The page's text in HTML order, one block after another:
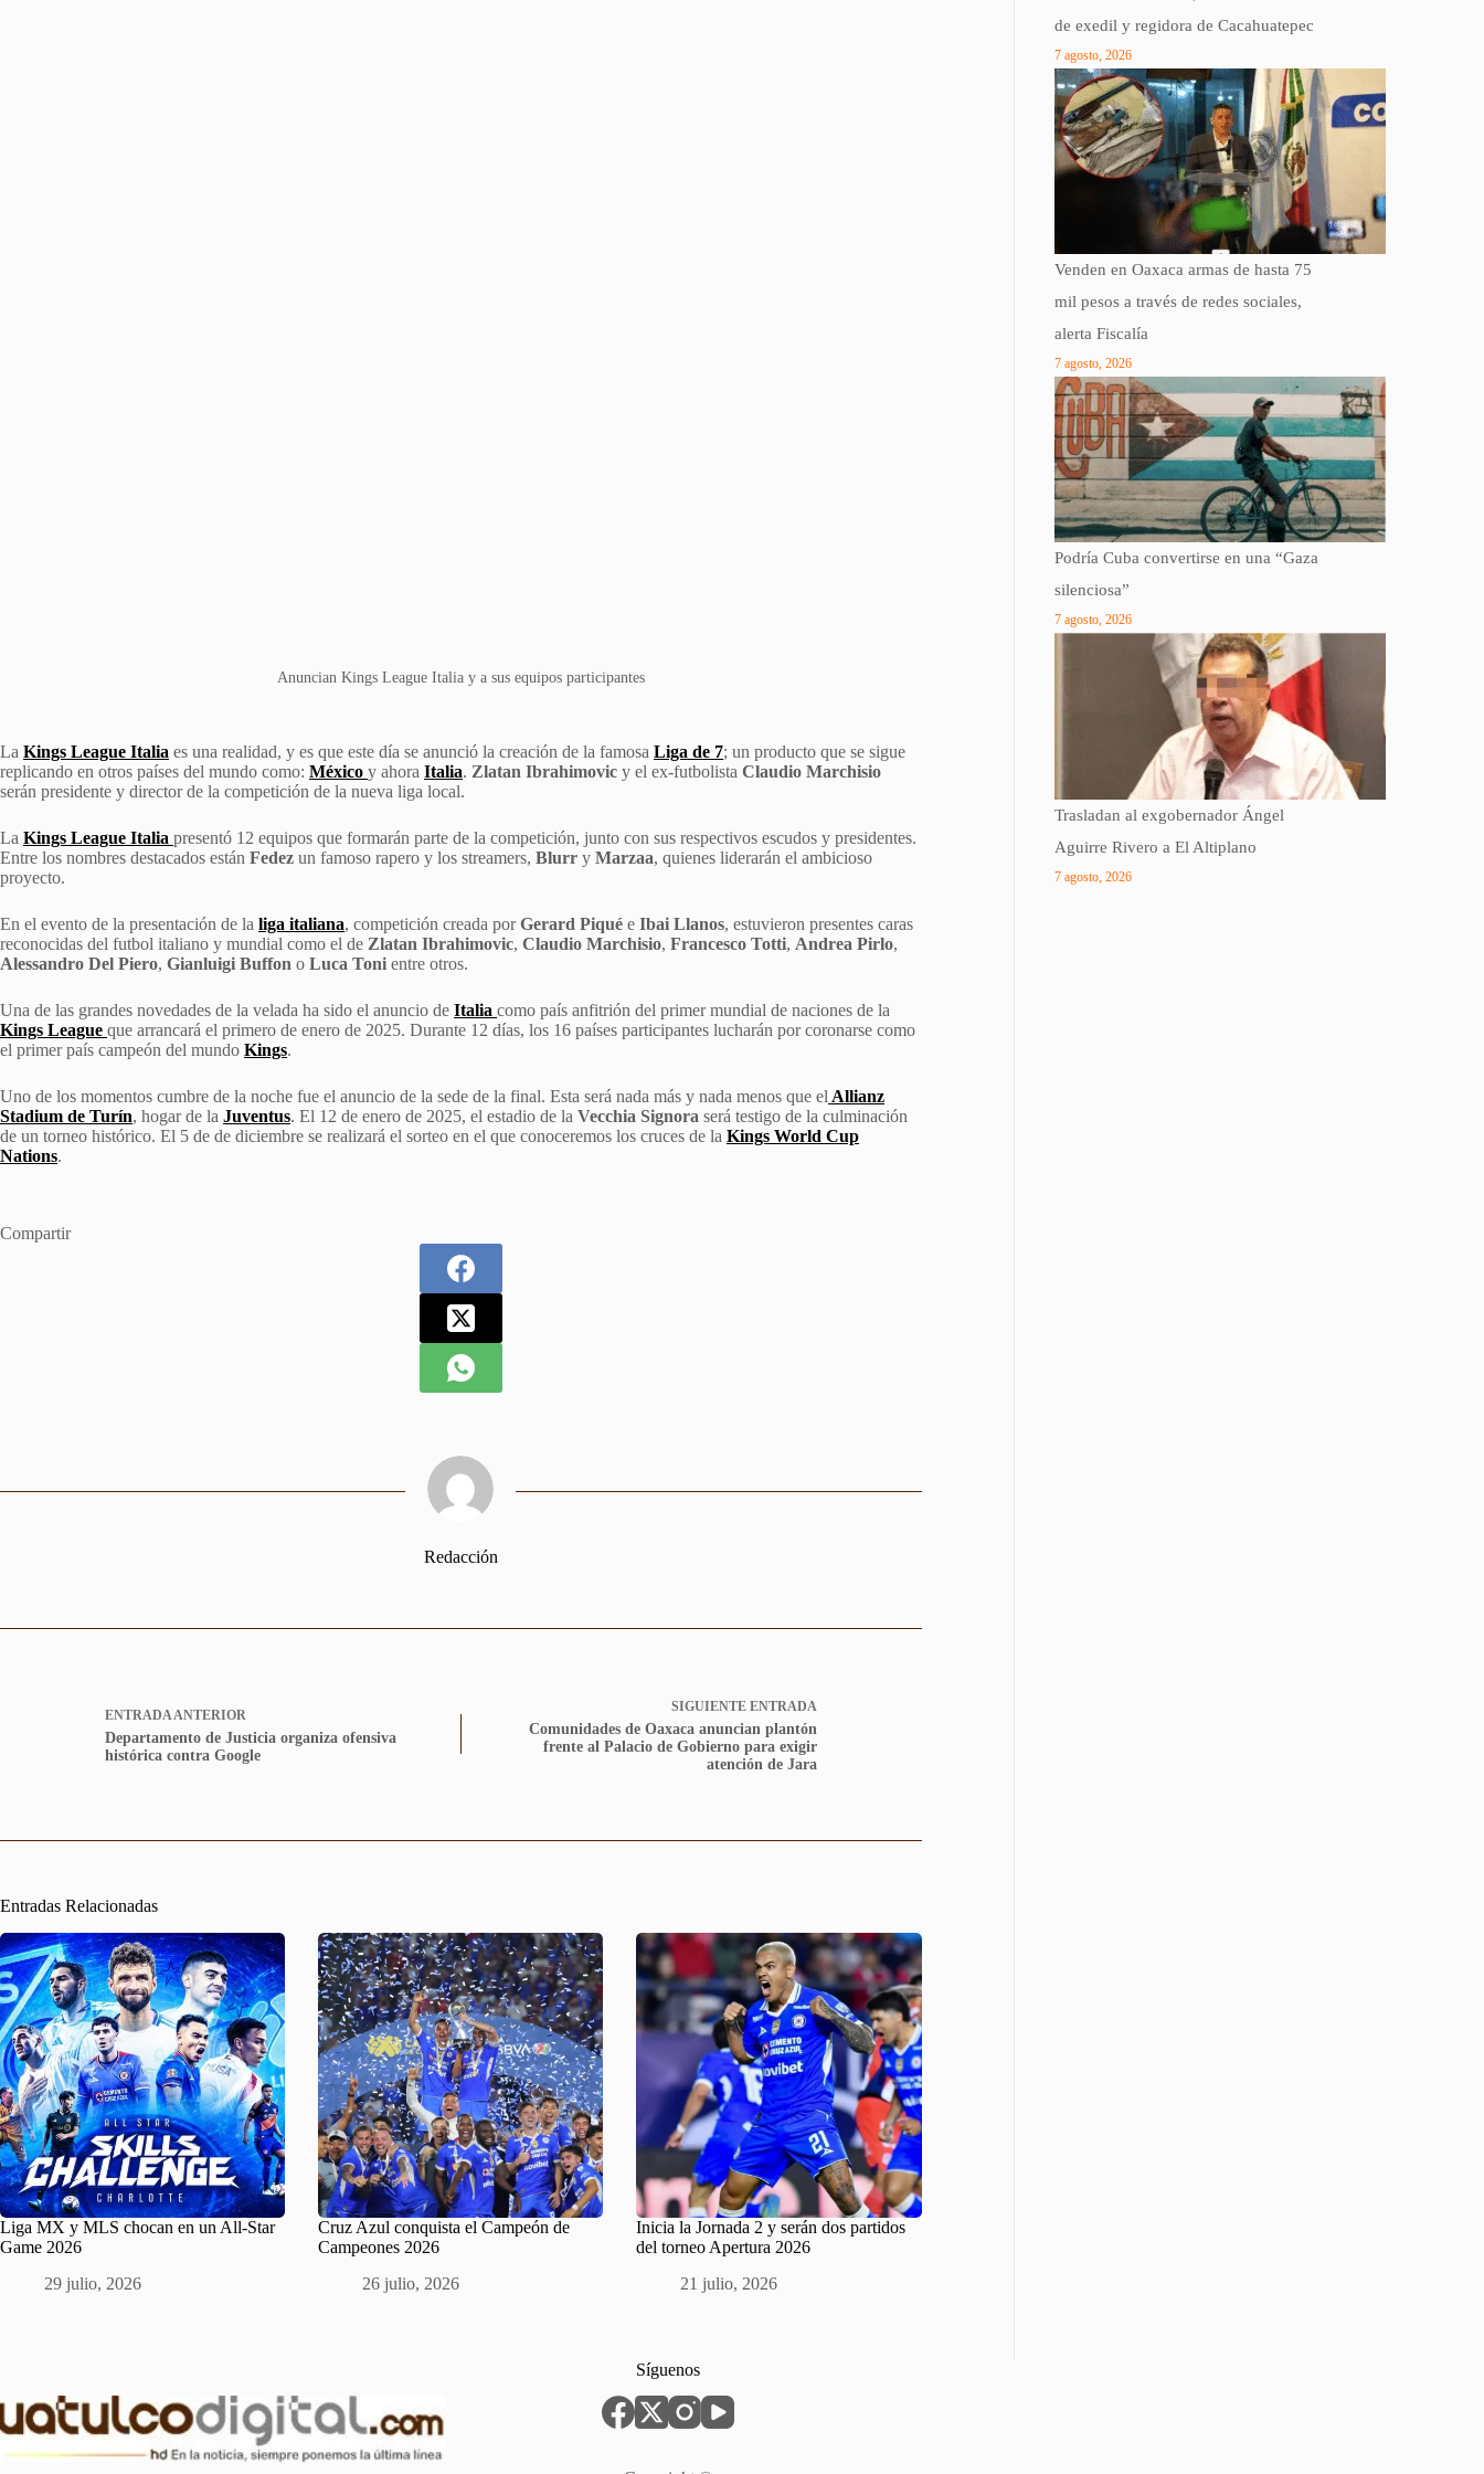
Anuncian Kings League Italia y a sus equipos participantes
La Kings League Italia es una realidad, y es que este día se anunció la creación de la famosa Liga de 7; un producto que se sigue
replicando en otros países del mundo como: México y ahora Italia. Zlatan Ibrahimovic y el ex-futbolista Claudio Marchisio
serán presidente y director de la competición de la nueva liga local.
La Kings League Italia presentó 12 equipos que formarán parte de la competición, junto con sus respectivos escudos y presidentes.
Entre los nombres destacados están Fedez un famoso rapero y los streamers, Blurr y Marzaa, quienes liderarán el ambicioso
proyecto.
En el evento de la presentación de la liga italiana, competición creada porGerard Piqué e Ibai Llanos, estuvieron presentes caras
reconocidas del futbol italiano y mundial como el de Zlatan Ibrahimovic, Claudio Marchisio, Francesco Totti, Andrea Pirlo,
Alessandro Del Piero, Gianluigi Buffon o Luca Toni entre otros.
Una de las grandes novedades de la velada ha sido el anuncio de Italia como país anfitrión del primer mundial de naciones de la
Kings League que arrancará el primero de enero de 2025. Durante 12 días, los 16 países participantes lucharán por coronarse como
el primer país campeón del mundo Kings.
Uno de los momentos cumbre de la noche fue el anuncio de la sede de la final. Esta será nada más y nada menos que el Allianz
Stadium de Turín, hogar de la Juventus. El 12 de enero de 2025, el estadio de la Vecchia Signora será testigo de la culminación
de un torneo histórico. El 5 de de diciembre se realizará el sorteo en el que conoceremos los cruces de la Kings World Cup
Nations.
Compartir
Redacción
ENTRADA ANTERIOR
Departamento de Justicia organiza ofensiva
histórica contra Google
SIGUIENTE ENTRADA
Comunidades de Oaxaca anuncian plantón
frente al Palacio de Gobierno para exigir
atención de Jara
Entradas Relacionadas
Liga MX y MLS chocan en un All-Star
Game 2026
29 julio, 2026
Cruz Azul conquista el Campeón de
Campeones 2026
26 julio, 2026
Inicia la Jornada 2 y serán dos partidos
del torneo Apertura 2026
21 julio, 2026
de exedil y regidora de Cacahuatepec
7 agosto, 2026
Venden en Oaxaca armas de hasta 75
mil pesos a través de redes sociales,
alerta Fiscalía
7 agosto, 2026
Podría Cuba convertirse en una “Gaza
silenciosa”
7 agosto, 2026
Trasladan al exgobernador Ángel
Aguirre Rivero a El Altiplano
7 agosto, 2026
Síguenos